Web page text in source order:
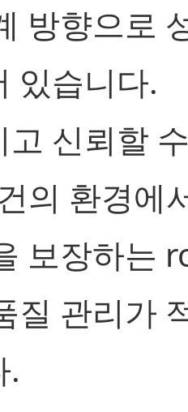
방향으로
있습니다.
고 신뢰할
의 환경에
보장하는
질 관리가
.